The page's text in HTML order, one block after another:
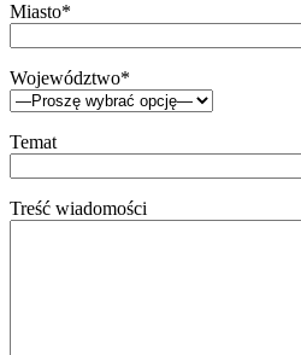
Miasto*
Województwo*
Temat
Treść wiadomości